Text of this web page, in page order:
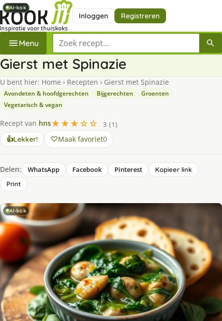
Inloggen Registreren
Menu Zoek een recept
Gierst met Spinazie
U bent hier: Home › Recepten › Gierst met Spinazie
Avondeten & hoofdgerechten Bijgerechten
Groenten
Vegetarisch & vegan
Recept van hns★★★☆☆
3 (1)
👍Lekker! Maak favoriet0
Delen: WhatsApp Facebook Pinterest
Kopieer link
Print
AI-kok
AI-kok
AI-kok
AI-kok
AI-kok
AI-kok
AI-kok
AI-kok